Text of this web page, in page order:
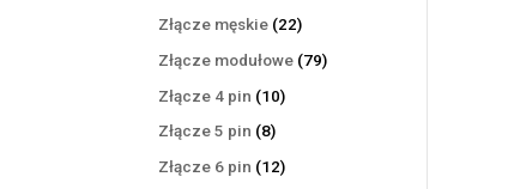
Złącze męskie 2222
produkty
Złącze modułowe 7979
Złącze 4 pin 1010
Złącze 5 pin 88
produktów
Złącze 6 pin 1212